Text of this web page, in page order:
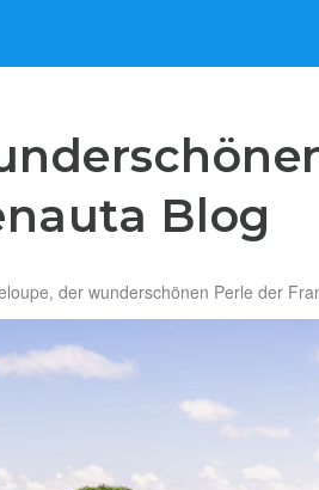
Blog
der wunderschönen Perle der